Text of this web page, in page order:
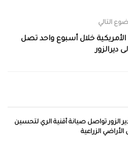
التالي
الأمريكية خلال أسبوع واحد تصل
ديرالزور
الزور تواصل صيانة أقنية الري لتحسين
الزراعية